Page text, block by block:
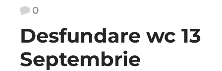
0
Desfundare wc 13
Septembrie